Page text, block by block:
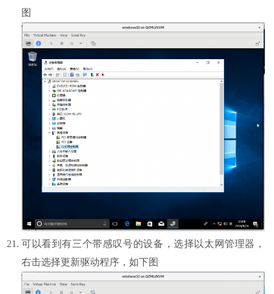
图
可以看到有三个带感叹号的设备，选择以太网管理器，
右击选择更新驱动程序，如下图